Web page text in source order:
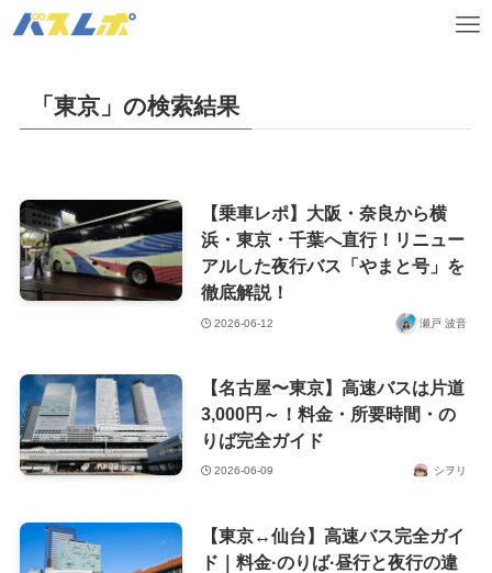
「東京」の検索結果
【乗車レポ】大阪・奈良から横
浜・東京・千葉へ直行！リニュー
アルした夜行バス「やまと号」を
徹底解説！
2026-06-12 瀬戸 波音
【名古屋〜東京】高速バスは片道
3,000円～！料金・所要時間・の
りば完全ガイド
2026-06-09 シヲリ
【東京↔︎仙台】高速バス完全ガイ
ド｜料金·のりば·昼行と夜行の違